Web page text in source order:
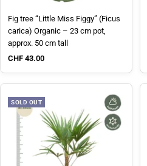
Fig tree “Little Miss Figgy” (Ficus
carica) Organic – 23 cm pot,
approx. 50 cm tall
Sale price
CHF 43.00
SOLD OUT